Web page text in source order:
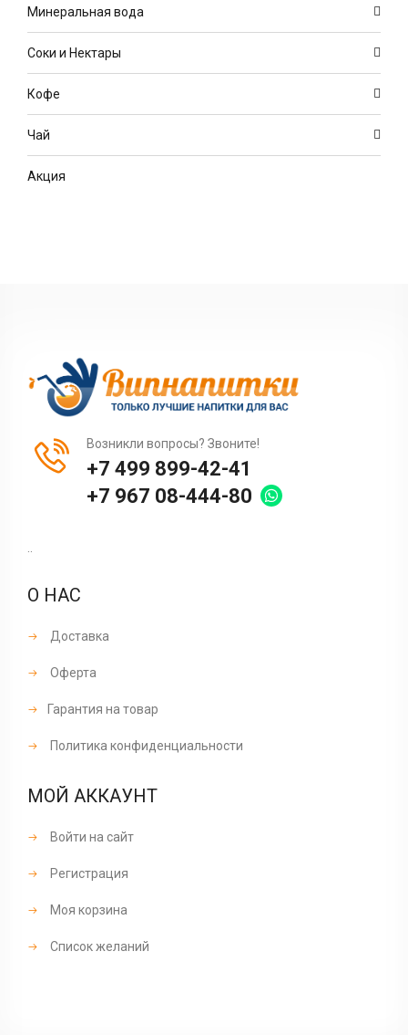
Минеральная вода
Соки и Нектары
Кофе
Чай
Акция
Возникли вопросы? Звоните!
+7 499 899-42-41
+7 967 08-444-80
..
О НАС
Доставка
Оферта
Гарантия на товар
Политика конфиденциальности
МОЙ АККАУНТ
Войти на сайт
Регистрация
Моя корзина
Список желаний